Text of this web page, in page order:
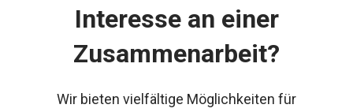
Interesse an einer
Zusammenarbeit?
Wir bieten vielfältige Möglichkeiten für